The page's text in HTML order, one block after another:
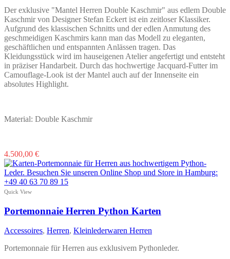
Der exklusive "Mantel Herren Double Kaschmir" aus edlem Double
Kaschmir von Designer Stefan Eckert ist ein zeitloser Klassiker.
Aufgrund des klassischen Schnitts und der edlen Anmutung des
geschmeidigen Kaschmirs kann man das Modell zu eleganten,
geschäftlichen und entspannten Anlässen tragen. Das
Kleidungsstück wird im hauseigenen Atelier angefertigt und entsteht
in präziser Handarbeit. Durch das hochwertige Jacquard-Futter im
Camouflage-Look ist der Mantel auch auf der Innenseite ein
absolutes Highlight.
Material: Double Kaschmir
4.500,00 €Dieses
Produkt
weist
mehrere
Die
Optionen
können
auf
der
Quick View
Portemonnaie Herren Python Karten
Accessoires, Herren, Kleinlederwaren Herren
Portemonnaie für Herren aus exklusivem Pythonleder.